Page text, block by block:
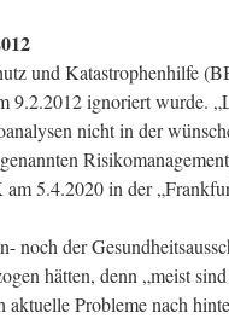
und Katastrophenhilfe
9.2.2012 ignoriert wurde.
nicht in der
5.4.2020 in der
noch der
hätten, denn „meist
Probleme nach